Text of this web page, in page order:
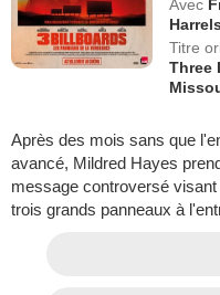
Avec
Titre
Three
Après des mois sans que
avancé, Mildred Hayes
message controversé
trois grands panneaux à